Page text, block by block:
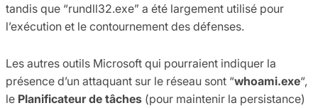
tandis que “rundll32.exe” a été largement utilisé pour
l’exécution et le contournement des défenses.
Les autres outils Microsoft qui pourraient indiquer la
présence d’un attaquant sur le réseau sont “whoami.exe“,
le Planificateur de tâches (pour maintenir la persistance)